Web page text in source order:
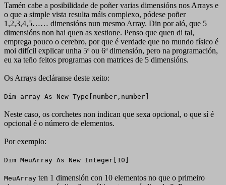
Tamén cabe a posibilidade de poñer varias dimensións nos Arrays e
o que a simple vista resulta máis complexo, pódese poñer
1,2,3,4,5…… dimensións nun mesmo Array. Din por aló, que 5
dimensións non hai quen as xestione. Penso que quen di tal,
emprega pouco o cerebro, por que é verdade que no mundo físico é
moi difícil explicar unha 5ª ou 6ª dimensión, pero na programación,
eu xa teño feitos programas con matrices de 5 dimensións.
Os Arrays decláranse deste xeito:
Dim array As New Type[number,number]
Neste caso, os corchetes non indican que sexa opcional, o que sí é
opcional é o número de elementos.
Por exemplo:
Dim MeuArray As New Integer[10]
MeuArray ten 1 dimensión con 10 elementos no que o primeiro